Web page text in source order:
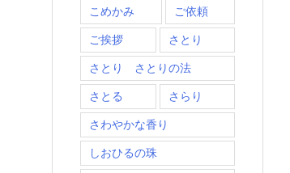
こめかみ ご依頼
ご挨拶 さとり
さとり さとりの法
さとる さらり
さわやかな香り
しおひるの珠